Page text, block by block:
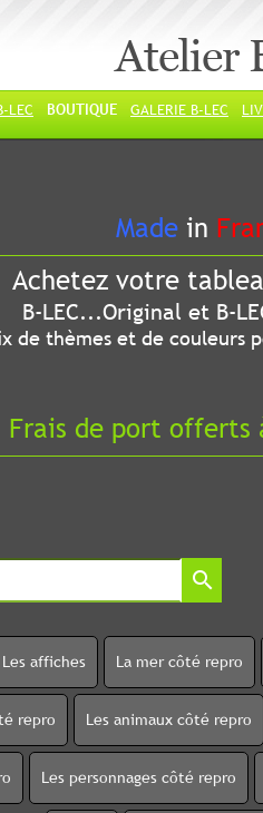
Atelier
LEC BOUTIQUE GALERIE B-LEC
in
Achetez votre
et B-
de thèmes et de couleurs
Frais de port offerts
search
Les affiches La mer côté repro
repro Les animaux côté repro
Les personnages côté repro